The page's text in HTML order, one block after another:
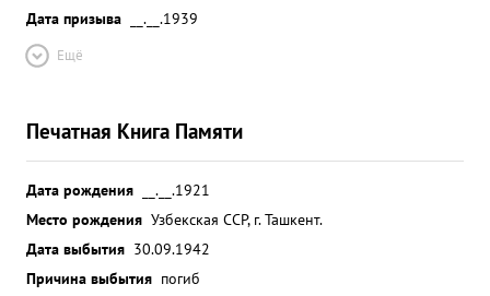
Дата призыва
__.__.1939
Ещё
Печатная Книга Памяти
Дата рождения
__.__.1921
Место рождения Узбекская ССР, г. Ташкент.
Дата выбытия 30.09.1942
Причина выбытия погиб